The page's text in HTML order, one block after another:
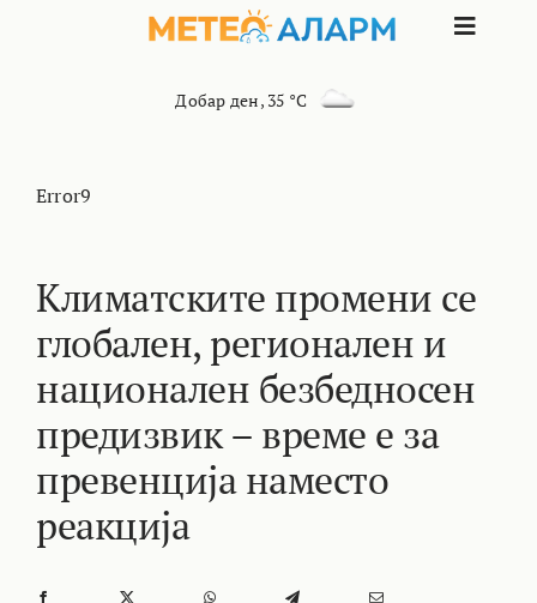
Toggle
ИНТЕРЕСНО
КОНТАКТ
МАРКЕТИНГ
Добар ден, 35 °C
Error9
Климатските промени се
глобален, регионален и
национален безбедносен
предизвик – време е за
превенција наместо
реакција